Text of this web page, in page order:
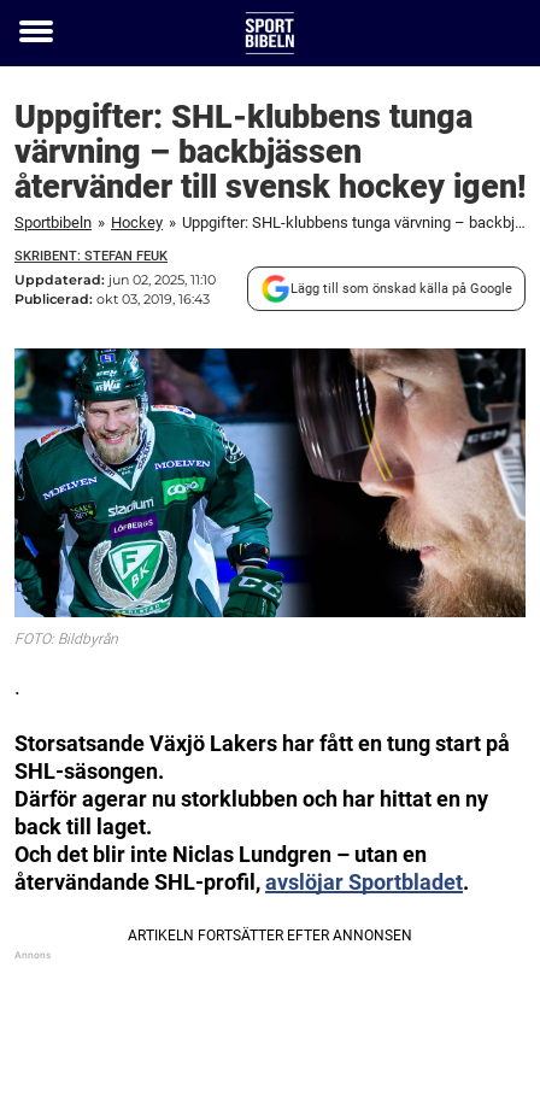
Toggle
Uppgifter: SHL-klubbens tunga
värvning – backbjässen
återvänder till svensk hockey igen!
Sportbibeln » Hockey » Uppgifter: SHL-klubbens tunga värvning – backbjässen återvänder till svensk hockey igen!
SKRIBENT: STEFAN FEUK
Uppdaterad: jun 02, 2025, 11:10
Publicerad: okt 03, 2019, 16:43
Lägg till som önskad källa på Google
FOTO: Bildbyrån
.
Storsatsande Växjö Lakers har fått en tung start på
SHL-säsongen.
Därför agerar nu storklubben och har hittat en ny
back till laget.
Och det blir inte Niclas Lundgren – utan en
återvändande SHL-profil,avslöjar Sportbladet.